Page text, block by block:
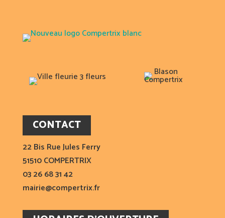
CONTACT
22 Bis Rue Jules Ferry
51510 COMPERTRIX
03 26 68 31 42
mairie@compertrix.fr